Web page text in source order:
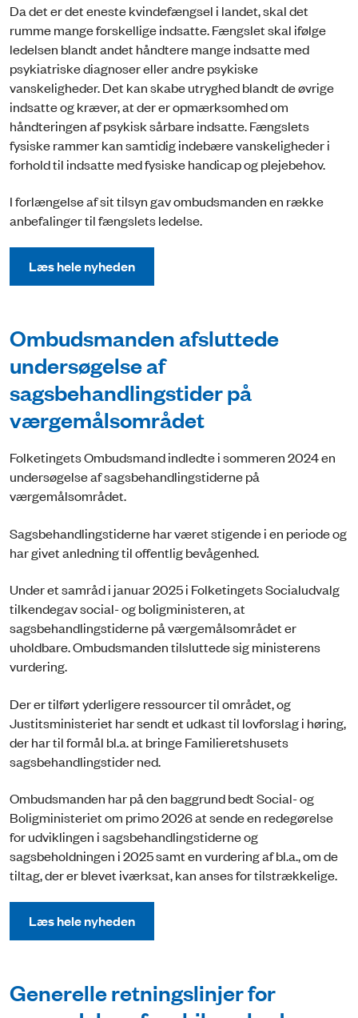
Da det er det eneste kvindefængsel i landet, skal det
rumme mange forskellige indsatte. Fængslet skal ifølge
ledelsen blandt andet håndtere mange indsatte med
psykiatriske diagnoser eller andre psykiske
vanskeligheder. Det kan skabe utryghed blandt de øvrige
indsatte og kræver, at der er opmærksomhed om
håndteringen af psykisk sårbare indsatte. Fængslets
fysiske rammer kan samtidig indebære vanskeligheder i
forhold til indsatte med fysiske handicap og plejebehov.
I forlængelse af sit tilsyn gav ombudsmanden en række
anbefalinger til fængslets ledelse.
Læs hele nyheden
Ombudsmanden afsluttede
undersøgelse af
sagsbehandlingstider på
værgemålsområdet
Folketingets Ombudsmand indledte i sommeren 2024 en
undersøgelse af sagsbehandlingstiderne på
værgemålsområdet.
Sagsbehandlingstiderne har været stigende i en periode og
har givet anledning til offentlig bevågenhed.
Under et samråd i januar 2025 i Folketingets Socialudvalg
tilkendegav social- og boligministeren, at
sagsbehandlingstiderne på værgemålsområdet er
uholdbare. Ombudsmanden tilsluttede sig ministerens
vurdering.
Der er tilført yderligere ressourcer til området, og
Justitsministeriet har sendt et udkast til lovforslag i høring,
der har til formål bl.a. at bringe Familieretshusets
sagsbehandlingstider ned.
Ombudsmanden har på den baggrund bedt Social- og
Boligministeriet om primo 2026 at sende en redegørelse
for udviklingen i sagsbehandlingstiderne og
sagsbeholdningen i 2025 samt en vurdering af bl.a., om de
tiltag, der er blevet iværksat, kan anses for tilstrækkelige.
Læs hele nyheden
Generelle retningslinjer for